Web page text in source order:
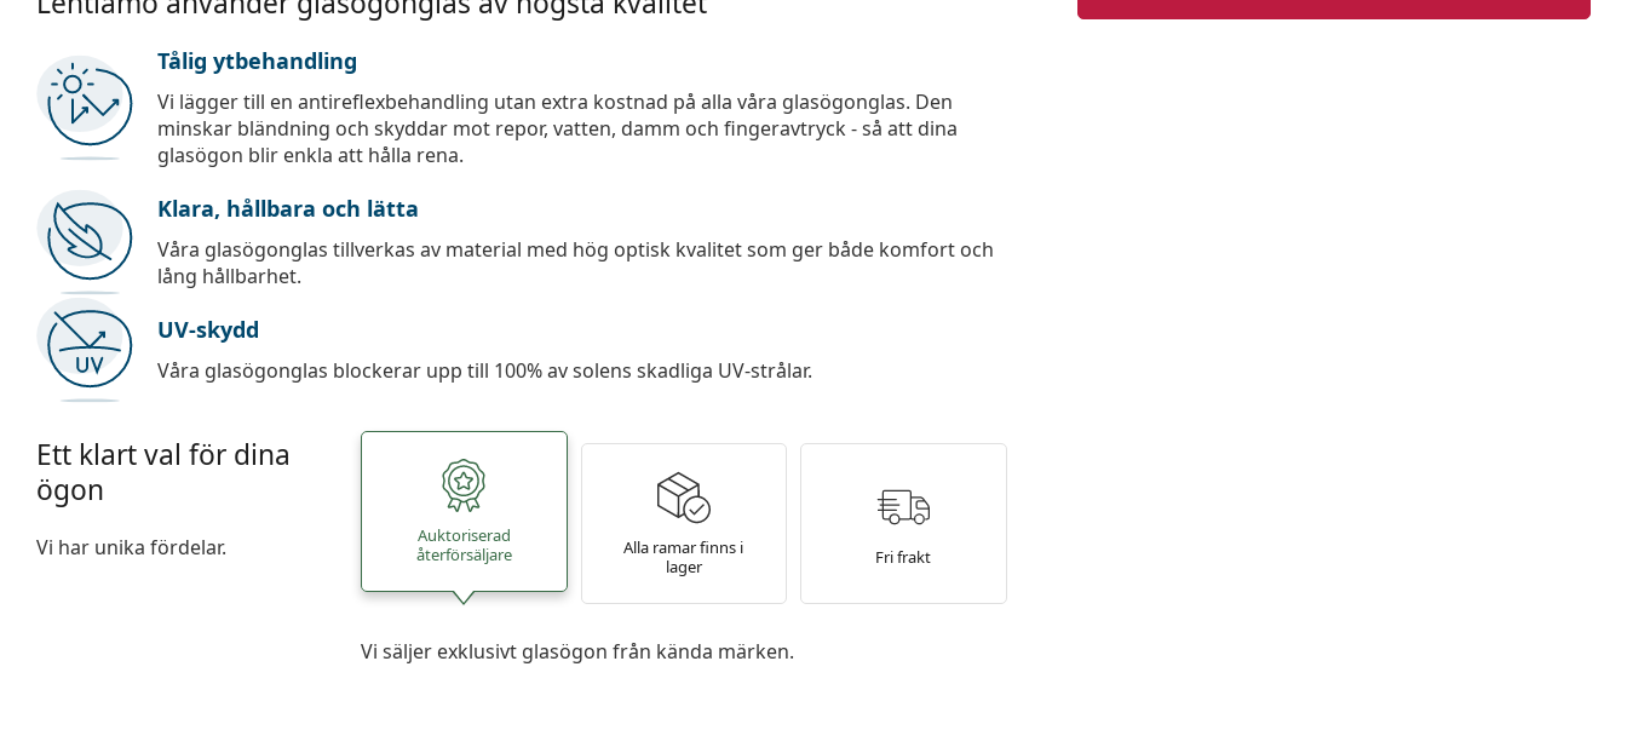
Tålig ytbehandling
Vi lägger till en antireflexbehandling utan extra kostnad på alla våra glasögonglas. Den
minskar bländning och skyddar mot repor, vatten, damm och fingeravtryck - så att dina
glasögon blir enkla att hålla rena.
Klara, hållbara och lätta
Våra glasögonglas tillverkas av material med hög optisk kvalitet som ger både komfort och
lång hållbarhet.
UV-skydd
Våra glasögonglas blockerar upp till 100% av solens skadliga UV-strålar.
Ett klart val för dina
ögon
Vi har unika fördelar.
Auktoriserad
återförsäljare
Alla ramar finns i
lager
Fri frakt
Vi säljer exklusivt glasögon från kända märken.